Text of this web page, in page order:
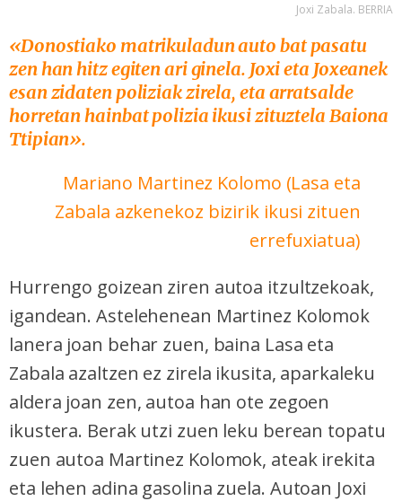
Joxi Zabala. BERRIA
«Donostiako matrikuladun auto bat pasatu
zen han hitz egiten ari ginela. Joxi eta Joxeanek
esan zidaten poliziak zirela, eta arratsalde
horretan hainbat polizia ikusi zituztela Baiona
Ttipian».
Mariano Martinez Kolomo (Lasa eta
Zabala azkenekoz bizirik ikusi zituen
errefuxiatua)
Hurrengo goizean ziren autoa itzultzekoak,
igandean. Astelehenean Martinez Kolomok
lanera joan behar zuen, baina Lasa eta
Zabala azaltzen ez zirela ikusita, aparkaleku
aldera joan zen, autoa han ote zegoen
ikustera. Berak utzi zuen leku berean topatu
zuen autoa Martinez Kolomok, ateak irekita
eta lehen adina gasolina zuela. Autoan Joxi